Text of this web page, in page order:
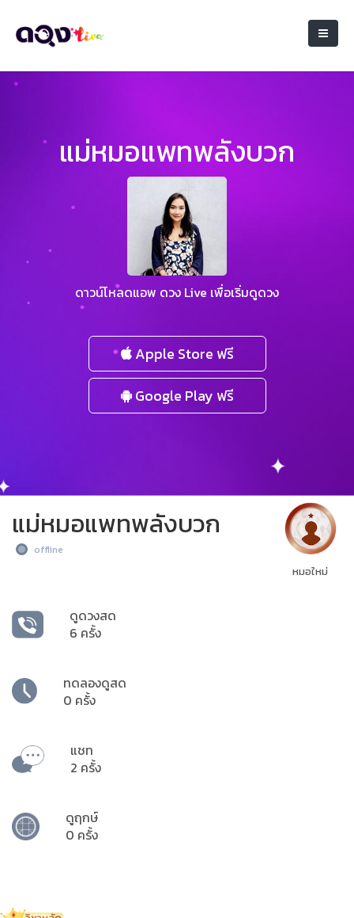
แม่หมอแพทพลังบวก
ดาวน์โหลดแอพ ดวง Live เพื่อเริ่มดูดวง
Apple Store ฟรี
Google Play ฟรี
แม่หมอแพทพลังบวก
offline
ดูดวงสด
6 ครั้ง
ทดลองดูสด
0 ครั้ง
แชท
2 ครั้ง
ดูฤกษ์
0 ครั้ง
หมอใหม่